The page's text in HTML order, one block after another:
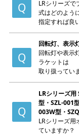
LRシリーズで
式はどのよう
指定すれば良
回転灯、表示
回転灯や表示
ラケットは
取り扱ってい
LRシリーズ
型・SZL-001
003W型・
LRシリーズ用
ていますか？